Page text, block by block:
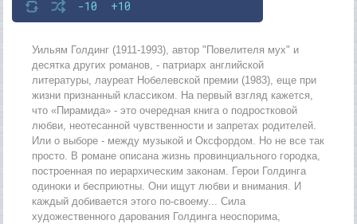
-10 +10
Уильям Голдинг (1911-1993), автор "Повелителя мух" и
десятка других романов, - патриарх английской
литературы, лауреат Нобелевской премии (1983), еще при
жизни признанный классиком. На первый взгляд кажется,
что «Пирамида» - это очередная книга о подростковой
любви, неотесанной чувственности и запретах родителей.
Или о выборе - между музыкой и Оксфордом. Но не все так
просто. В романе описана жизнь провинциального городка,
построенная по иерархическим законам. Герои Голдинга
одиноки и бесприютны. Они ищут любви и внимания. И
каждый добивается этого по-своему... Сила
художественного дарования Голдинга неоспорима,